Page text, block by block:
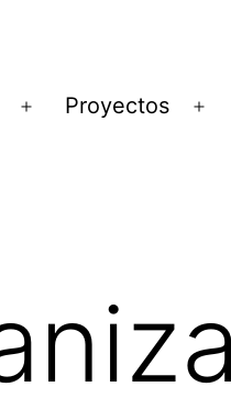
Abrir
Proyectos